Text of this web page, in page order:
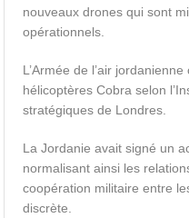
nouveaux drones qui sont
opérationnels.
L’Armée de l’air
hélicoptères Cobra selon
stratégiques de Londres.
La Jordanie avait signé un
normalisant ainsi les
coopération militaire entre
discrète.